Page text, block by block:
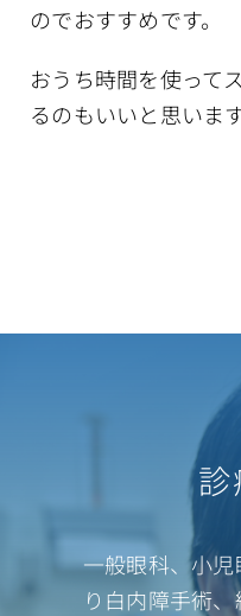
のでおすすめです。
おうち時間を使って
るのもいいと思います
一般眼科、小
り白内障手術